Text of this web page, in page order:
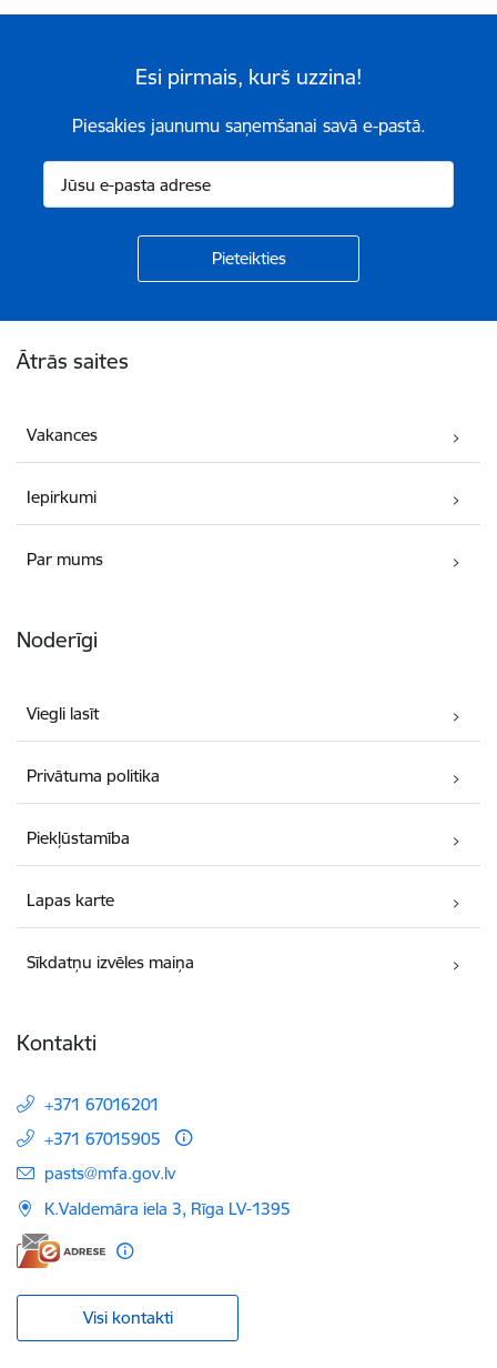
Esi pirmais, kurš uzzina!
Piesakies jaunumu saņemšanai savā e-pastā.
Ātrās saites
Vakances
Iepirkumi
Par mums
Noderīgi
Viegli lasīt
Privātuma politika
Piekļūstamība
Lapas karte
Sīkdatņu izvēles maiņa
Kontakti
+371 67016201
+371 67015905
E-pasts:
pasts@mfa.gov.lv
K.Valdemāra iela 3, Rīga LV-1395
Visi kontakti